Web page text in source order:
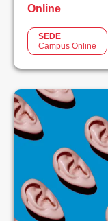
Online
SEDE
Campus Online